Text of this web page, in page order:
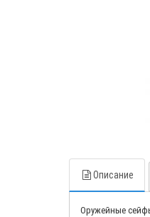
Описание
Оружейные